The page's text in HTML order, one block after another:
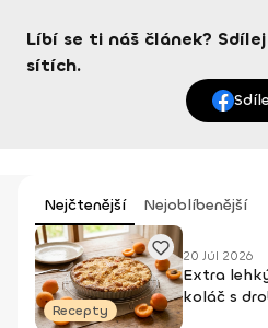
Líbí se ti náš článek?
sítích.
Nejčtenější Nejoblíbenější
Recepty
20 Júl 2026
Extra
koláč s